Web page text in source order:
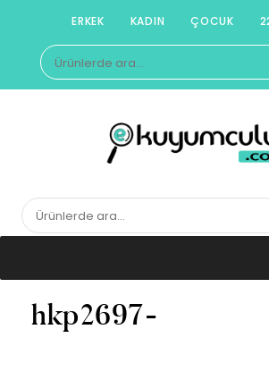
content
ERKEK KADIN ÇOCUK
Ara:
E-KUYUMCULUK
Herkesin Kuyumcusu
Ara:
hkp2697-